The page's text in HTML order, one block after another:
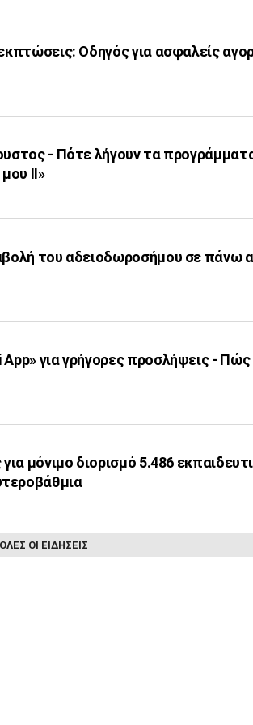
Οδηγός για ασφαλείς
- Πότε λήγουν τα
ΙΙ»
του αδειοδωροσήμου σε πάνω
για γρήγορες προσλήψεις - Πώς
για μόνιμο διορισμό 5.486
ΟΛΕΣ ΟΙ ΕΙΔΗΣΕΙΣ